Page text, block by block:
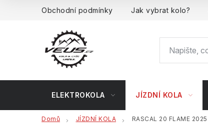
Obchodní podmínky Jak vybrat kolo?
ELEKTROKOLA JÍZDNÍ KOLA
Domů JÍZDNÍ KOLA RASCAL 20 FLAME 2025